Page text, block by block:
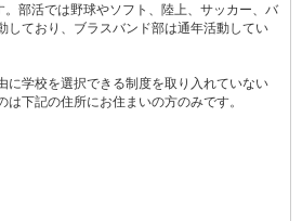
部活では野球やソフト、陸上、サッカー、バ
しており、ブラスバンド部は通年活動してい
に学校を選択できる制度を取り入れていない
下記の住所にお住まいの方のみです。